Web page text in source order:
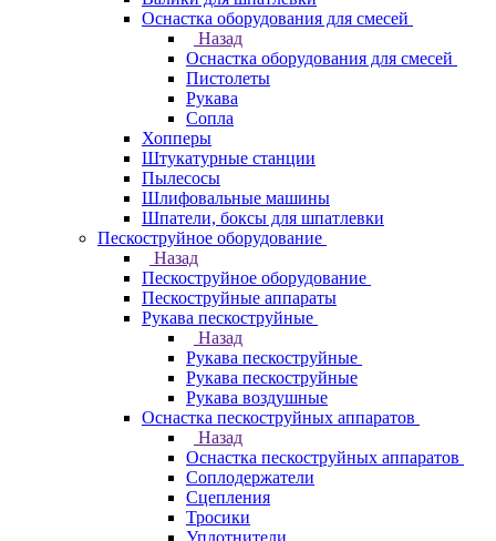
Оснастка оборудования для смесей
Назад
Оснастка оборудования для смесей
Пистолеты
Рукава
Сопла
Хопперы
Штукатурные станции
Пылесосы
Шлифовальные машины
Шпатели, боксы для шпатлевки
Пескоструйное оборудование
Назад
Пескоструйное оборудование
Пескоструйные аппараты
Рукава пескоструйные
Назад
Рукава пескоструйные
Рукава пескоструйные
Рукава воздушные
Оснастка пескоструйных аппаратов
Назад
Оснастка пескоструйных аппаратов
Соплодержатели
Сцепления
Тросики
Уплотнители